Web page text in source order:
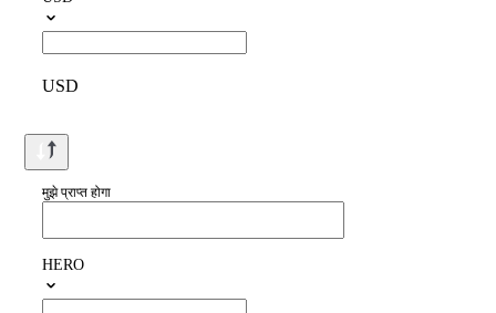
USD
मुझे प्राप्त होगा
HERO